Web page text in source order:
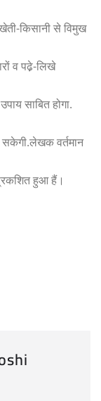
किसानी से विमुख
व पढे़-लिखे
साबित होगा.
सकेगी.लेखक वर्तमान
हुआ हैं।